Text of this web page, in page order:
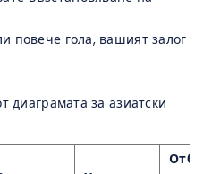
повече гола, вашият залог
диаграмата за азиатски